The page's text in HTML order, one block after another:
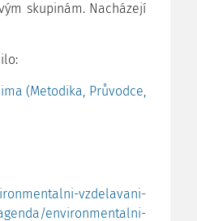
skupinám. Nacházejí
(Metodika, Průvodce,
vzdelavani-
environmentalni-